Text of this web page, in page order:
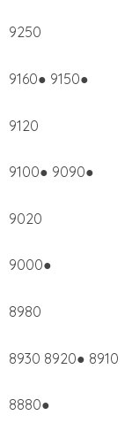
9250
9160● 9150●
9120
9100● 9090●
9020
9000●
8980
8930 8920● 8910
8880●